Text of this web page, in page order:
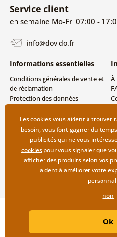
Service client
en semaine Mo-Fr: 07:00 -
info@dovido.fr
Informations essentielles
Conditions générales de vente et
de réclamation
Protection des données
Modes de livraison et de
paiement
Retour des produits
À
Copyright
|
Les cookies vous aident à trouver
besoin, vous font gagner du
publicités qui ne vous
cookiespour vous signaler que
afficher des produits selon vos
aident à améliorer votre
non
Ok